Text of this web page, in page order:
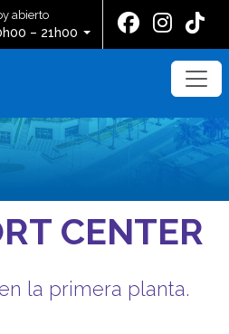
abierto
– 21h00
CENTER
la primera planta.